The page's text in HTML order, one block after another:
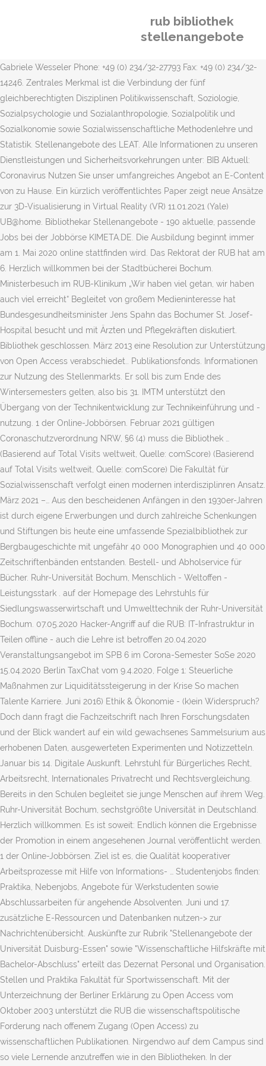
rub bibliothek
stellenangebote
Gabriele Wesseler Phone: +49 (0) 234/32-27793 Fax: +49 (0) 234/32-
14246. Zentrales Merkmal ist die Verbindung der fünf
gleichberechtigten Disziplinen Politikwissenschaft, Soziologie,
Sozialpsychologie und Sozialanthropologie, Sozialpolitik und
Sozialkonomie sowie Sozialwissenschaftliche Methodenlehre und
Statistik. Stellenangebote des LEAT. Alle Informationen zu unseren
Dienstleistungen und Sicherheitsvorkehrungen unter: BIB Aktuell:
Coronavirus Nutzen Sie unser umfangreiches Angebot an E-Content
von zu Hause. Ein kürzlich veröffentlichtes Paper zeigt neue Ansätze
zur 3D-Visualisierung in Virtual Reality (VR) 11.01.2021 (Yale)
UB@home. Bibliothekar Stellenangebote - 190 aktuelle, passende
Jobs bei der Jobbörse KIMETA.DE. Die Ausbildung beginnt immer
am 1. Mai 2020 on­line statt­fin­den wird. Das Rektorat der RUB hat am
6. Herzlich willkommen bei der Stadtbücherei Bochum.
Ministerbesuch im RUB-Klinikum „Wir haben viel getan, wir haben
auch viel erreicht“ Begleitet von großem Medieninteresse hat
Bundesgesundheitsminister Jens Spahn das Bochumer St. Josef-
Hospital besucht und mit Ärzten und Pflegekräften diskutiert.
Bibliothek geschlossen. März 2013 eine Resolution zur Unterstützung
von Open Access verabschiedet.. Publikationsfonds. Informationen
zur Nutzung des Stellenmarkts. Er soll bis zum Ende des
Wintersemesters gelten, also bis 31. IMTM unterstützt den
Übergang von der Technikentwicklung zur Technikeinführung und -
nutzung. 1 der Online-Jobbörsen. Februar 2021 gültigen
Coronaschutzverordnung NRW, §6 (4) muss die Bibliothek …
(Basierend auf Total Visits weltweit, Quelle: comScore) (Basierend
auf Total Visits weltweit, Quelle: comScore) Die Fakultät für
Sozialwissenschaft verfolgt einen modernen interdisziplinren Ansatz.
März 2021 –… Aus den bescheidenen Anfängen in den 1930er-Jahren
ist durch eigene Erwerbungen und durch zahlreiche Schenkungen
und Stiftungen bis heute eine umfassende Spezialbibliothek zur
Bergbaugeschichte mit ungefähr 40 000 Monographien und 40 000
Zeitschriftenbänden entstanden. Bestell- und Abholservice für
Bücher. Ruhr-Universität Bochum, Menschlich - Weltoffen -
Leistungsstark . auf der Homepage des Lehrstuhls für
Siedlungswasserwirtschaft und Umwelttechnik der Ruhr-Universität
Bochum. 07.05.2020 Hacker-Angriff auf die RUB: IT-Infrastruktur in
Teilen offline - auch die Lehre ist betroffen 20.04.2020
Veranstaltungsangebot im SPB 6 im Corona-Semester SoSe 2020
15.04.2020 Berlin TaxChat vom 9.4.2020, Folge 1: Steuerliche
Maßnahmen zur Liquiditätssteigerung in der Krise So machen
Talente Karriere. Juni 2016) Ethik & Ökonomie - (k)ein Widerspruch?
Doch dann fragt die Fachzeitschrift nach Ihren Forschungsdaten
und der Blick wandert auf ein wild gewachsenes Sammelsurium aus
erhobenen Daten, ausgewerteten Experimenten und Notizzetteln.
Januar bis 14. Digitale Auskunft. Lehrstuhl für Bürgerliches Recht,
Arbeitsrecht, Internationales Privatrecht und Rechtsvergleichung.
Bereits in den Schulen begleitet sie junge Menschen auf ihrem Weg.
Ruhr-Universität Bochum, sechstgrößte Universität in Deutschland.
Herzlich willkommen. Es ist soweit: Endlich können die Ergebnisse
der Promotion in einem angesehenen Journal veröffentlicht werden.
1 der Online-Jobbörsen. Ziel ist es, die Qualität kooperativer
Arbeitsprozesse mit Hilfe von Informations- … Studentenjobs finden:
Praktika, Nebenjobs, Angebote für Werkstudenten sowie
Abschlussarbeiten für angehende Absolventen. Juni und 17.
zusätzliche E-Ressourcen und Datenbanken nutzen-> zur
Nachrichtenübersicht. Auskünfte zur Rubrik "Stellenangebote der
Universität Duisburg-Essen" sowie "Wissenschaftliche Hilfskräfte mit
Bachelor-Abschluss" erteilt das Dezernat Personal und Organisation.
Stellen und Praktika Fakultät für Sportwissenschaft. Mit der
Unterzeichnung der Berliner Erklärung zu Open Access vom
Oktober 2003 unterstützt die RUB die wissenschaftspolitische
Forderung nach offenem Zugang (Open Access) zu
wissenschaftlichen Publikationen. Nirgendwo auf dem Campus sind
so viele Lernende anzutreffen wie in den Bibliotheken. In der